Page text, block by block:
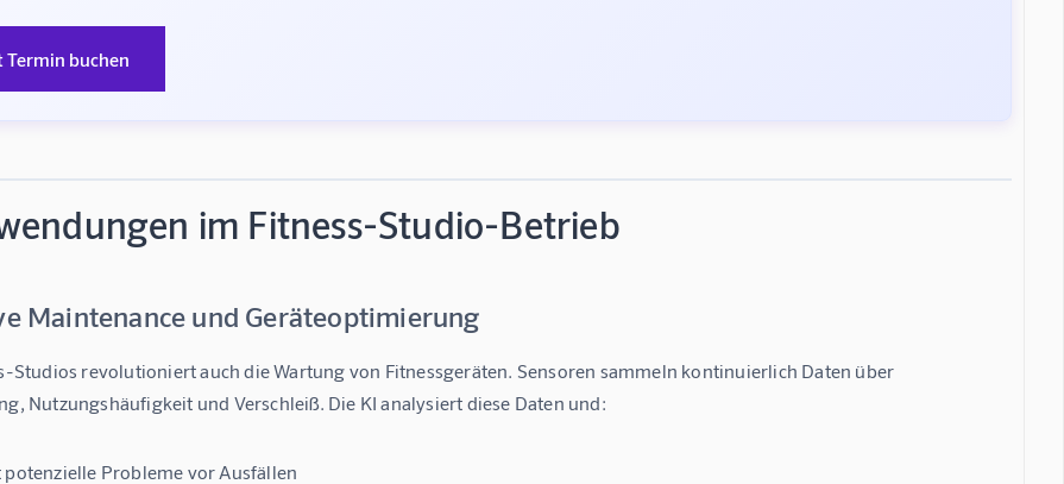
Termin buchen
im Fitness-Studio-Betrieb
Maintenance und Geräteoptimierung
Studios revolutioniert auch die Wartung von Fitnessgeräten. Sensoren sammeln kontinuierlich Daten über
Nutzungshäufigkeit und Verschleiß. Die KI analysiert diese Daten und:
potenzielle Probleme vor Ausfällen